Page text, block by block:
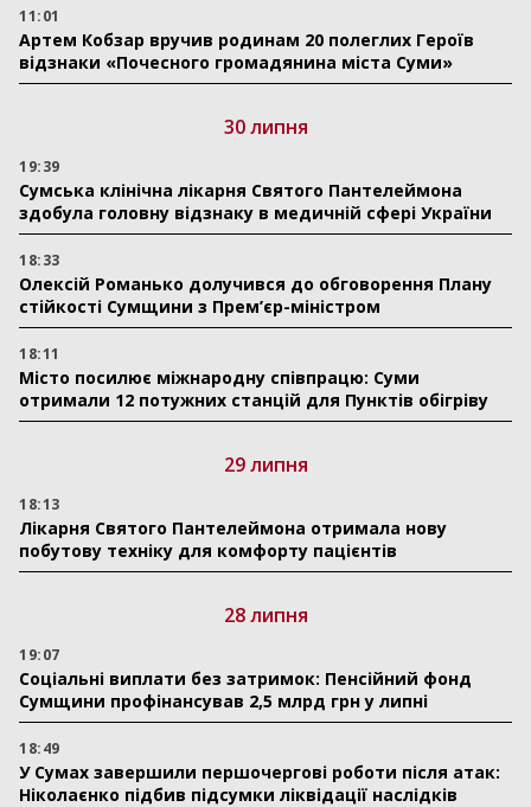
11:01
Артем Кобзар вручив родинам 20 полеглих Героїв
відзнаки «Почесного громадянина міста Суми»
30 липня
19:39
Сумська клінічна лікарня Святого Пантелеймона
здобула головну відзнаку в медичній сфері України
18:33
Олексій Романько долучився до обговорення Плану
стійкості Сумщини з Прем’єр-міністром
18:11
Місто посилює міжнародну співпрацю: Суми
отримали 12 потужних станцій для Пунктів обігріву
29 липня
18:13
Лікарня Святого Пантелеймона отримала нову
побутову техніку для комфорту пацієнтів
28 липня
19:07
Соціальні виплати без затримок: Пенсійний фонд
Сумщини профінансував 2,5 млрд грн у липні
18:49
У Сумах завершили першочергові роботи після атак:
Ніколаєнко підбив підсумки ліквідації наслідків